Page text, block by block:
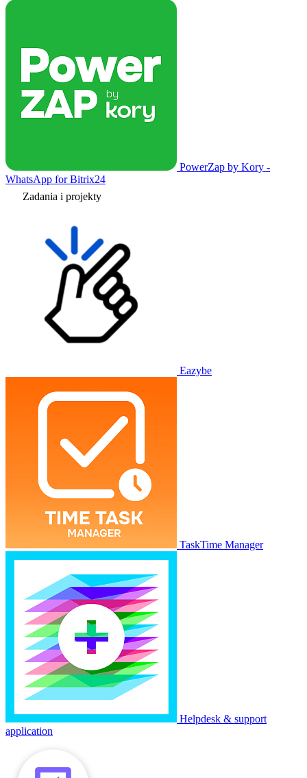
PowerZap by Kory -
WhatsApp for Bitrix24
Zadania i projekty
Eazybe
TaskTime Manager
Helpdesk & support
application